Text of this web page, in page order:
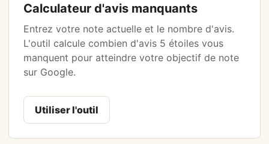
Calculateur d'avis manquants
Entrez votre note actuelle et le nombre d'avis.
L'outil calcule combien d'avis 5 étoiles vous
manquent pour atteindre votre objectif de note
sur Google.
Utiliser l'outil